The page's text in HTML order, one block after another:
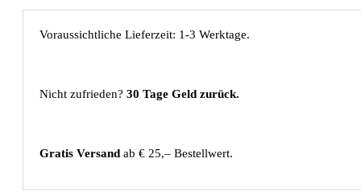
Voraussichtliche Lieferzeit: 1-3 Werktage.
Nicht zufrieden? 30 Tage Geld zurück.
Gratis Versand ab € 25,– Bestellwert.